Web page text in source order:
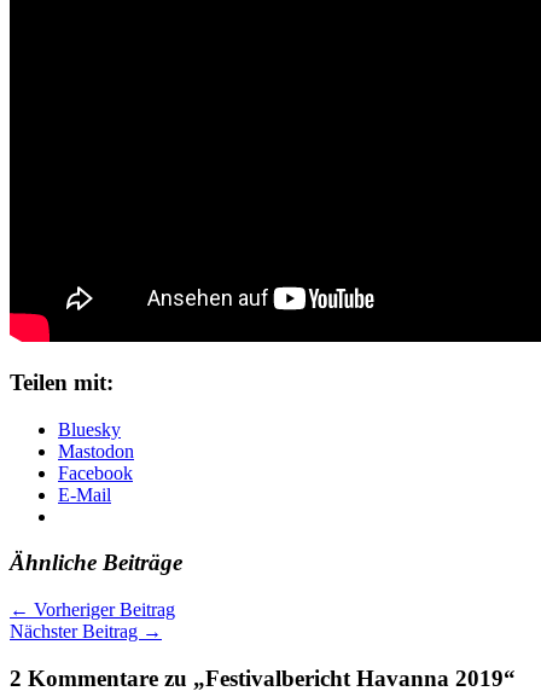
Teilen mit:
Bluesky
Mastodon
Facebook
E-Mail
Ähnliche Beiträge
← Vorheriger Beitrag
Nächster Beitrag →
2 Kommentare zu „Festivalbericht Havanna 2019“